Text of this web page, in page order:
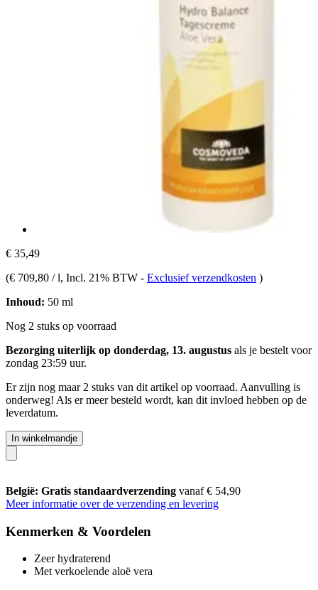
€ 35,49
(€ 709,80 / l, Incl. 21% BTW - Exclusief verzendkosten )
Inhoud: 50 ml
Nog 2 stuks op voorraad
Bezorging uiterlijk op donderdag, 13. augustus als je bestelt voor
zondag 23:59 uur.
Er zijn nog maar 2 stuks van dit artikel op voorraad. Aanvulling is
onderweg! Als er meer besteld wordt, kan dit invloed hebben op de
leverdatum.
In winkelmandje
België: Gratis standaardverzending vanaf € 54,90
Meer informatie over de verzending en levering
Kenmerken & Voordelen
Zeer hydraterend
Met verkoelende aloë vera